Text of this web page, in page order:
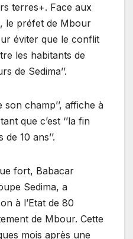
terres+. Face aux
le préfet de Mbour
éviter que le conflit
les habitants de
de Sedima’’.
champ’’, affiche à
que c’est ‘’la fin
10 ans’’.
fort, Babacar
Sedima, a
à l’Etat de 80
de Mbour. Cette
mois après une